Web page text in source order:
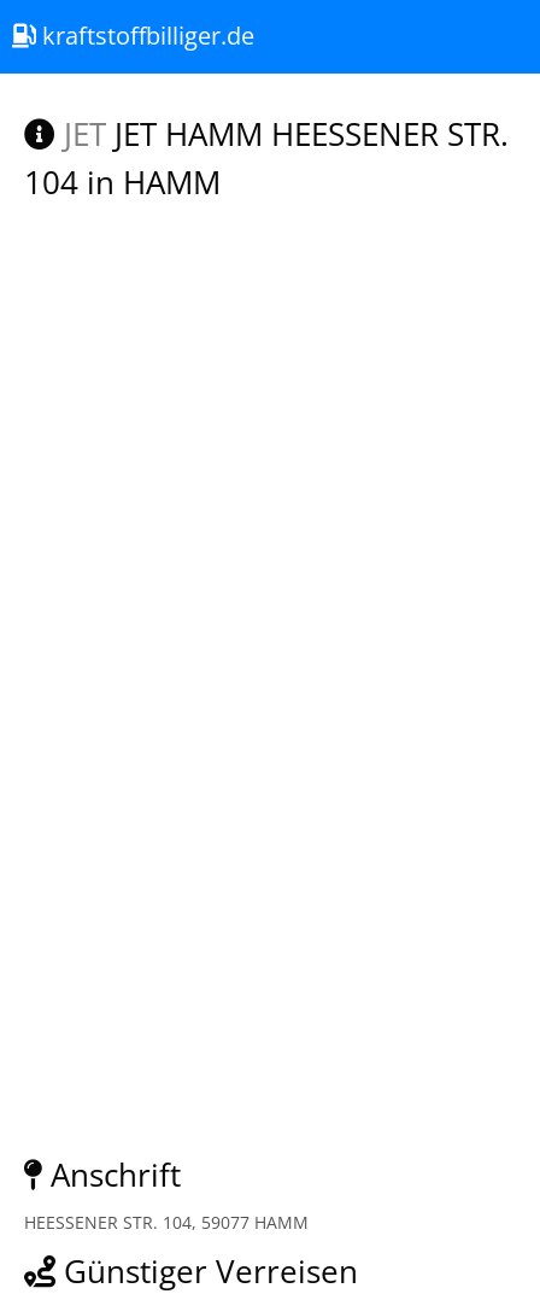
kraftstoffbilliger.de
JET JET HAMM HEESSENER STR.
104 in HAMM
Anschrift
HEESSENER STR. 104, 59077 HAMM
Günstiger Verreisen